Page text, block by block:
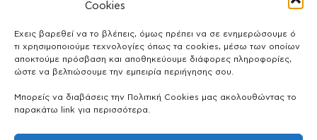
Cookies
Έχεις βαρεθεί να το βλέπεις, όμως πρέπει να σε ενημερώσουμε ό
τι χρησιμοποιούμε τεχνολογίες όπως τα cookies, μέσω των οποίων
αποκτούμε πρόσβαση και αποθηκεύουμε διάφορες πληροφορίες,
ώστε να βελτιώσουμε την εμπειρία περιήγησης σου.
Μπορείς να διαβάσεις την Πολιτική Cookies μας ακολουθώντας το
παρακάτω link για περισσότερα.